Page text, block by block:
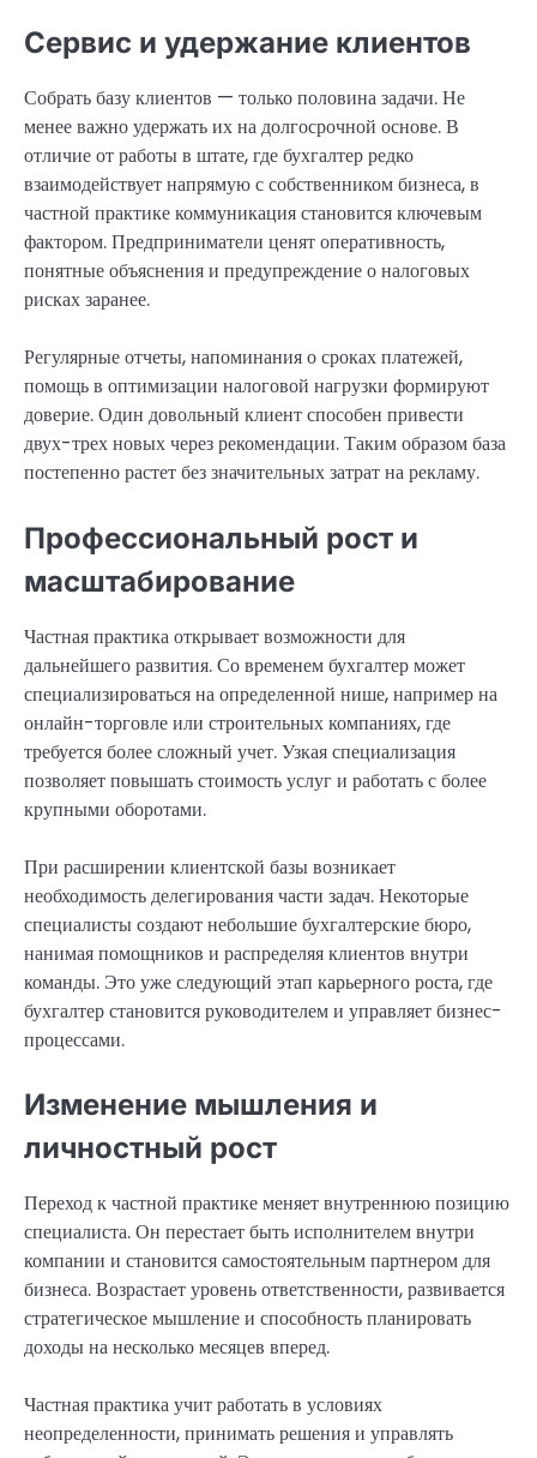
Сервис и удержание клиентов
Собрать базу клиентов — только половина задачи. Не
менее важно удержать их на долгосрочной основе. В
отличие от работы в штате, где бухгалтер редко
взаимодействует напрямую с собственником бизнеса, в
частной практике коммуникация становится ключевым
фактором. Предприниматели ценят оперативность,
понятные объяснения и предупреждение о налоговых
рисках заранее.
Регулярные отчеты, напоминания о сроках платежей,
помощь в оптимизации налоговой нагрузки формируют
доверие. Один довольный клиент способен привести
двух-трех новых через рекомендации. Таким образом база
постепенно растет без значительных затрат на рекламу.
Профессиональный рост и
масштабирование
Частная практика открывает возможности для
дальнейшего развития. Со временем бухгалтер может
специализироваться на определенной нише, например на
онлайн-торговле или строительных компаниях, где
требуется более сложный учет. Узкая специализация
позволяет повышать стоимость услуг и работать с более
крупными оборотами.
При расширении клиентской базы возникает
необходимость делегирования части задач. Некоторые
специалисты создают небольшие бухгалтерские бюро,
нанимая помощников и распределяя клиентов внутри
команды. Это уже следующий этап карьерного роста, где
бухгалтер становится руководителем и управляет бизнес-
процессами.
Изменение мышления и
личностный рост
Переход к частной практике меняет внутреннюю позицию
специалиста. Он перестает быть исполнителем внутри
компании и становится самостоятельным партнером для
бизнеса. Возрастает уровень ответственности, развивается
стратегическое мышление и способность планировать
доходы на несколько месяцев вперед.
Частная практика учит работать в условиях
неопределенности, принимать решения и управлять